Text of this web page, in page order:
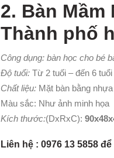
2. Bàn Mầm
Thành phố
Công dụng: bàn học cho bé
Độ tuổi:Từ 2 tuối – đến 6 tuổi
Chất liệu:Mặt bàn bằng
Màu sắc: Như ảnh minh họa
Kích thước:(DxRxC):
Liên hệ : 0976 13 5858